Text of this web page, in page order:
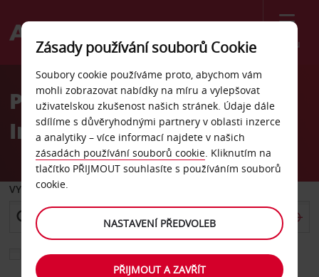
Menu
Welcome
AvisPronájem auta Airport
Industria
VYZVEDNOUT Z
Vyberte si jiné místo vrácení
Zásady používání souborů Cookie
Soubory cookie používáme proto, abychom vám
mohli zobrazovat nabídky na míru a vylepšovat
uživatelskou zkušenost našich stránek. Údaje dále
sdílíme s důvěryhodnými partnery v oblasti inzerce
a analytiky – více informací najdete v našich
zásadách používání souborů cookie. Kliknutím na
tlačítko PŘIJMOUT souhlasíte s používáním souborů
cookie.
NASTAVENÍ PŘEDVOLEB
PŘIJMOUT A ZAVŘÍT